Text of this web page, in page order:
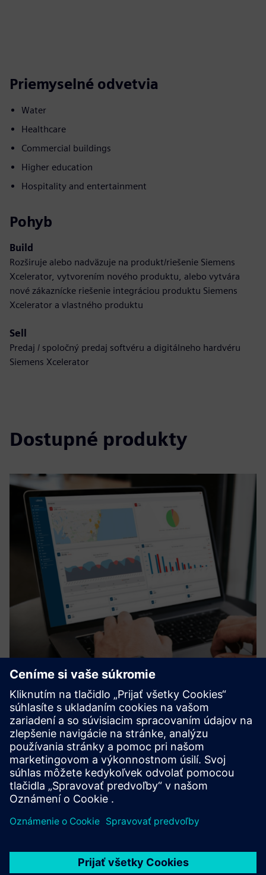
Priemyselné odvetvia
Water
Healthcare
Commercial buildings
Higher education
Hospitality and entertainment
Pohyb
Build
Rozširuje alebo nadväzuje na produkt/riešenie Siemens
Xcelerator, vytvorením nového produktu, alebo vytvára
nové zákaznícke riešenie integráciou produktu Siemens
Xcelerator a vlastného produktu
Sell
Predaj / spoločný predaj softvéru a digitálneho hardvéru
Siemens Xcelerator
Dostupné produkty
UtiliOS Smart Water Monitoring
Umožňuje diaľkové monitorovanie vody na rôznych
miestach a identifikuje neobvyklé vzorce používania, ktoré
by mohli naznačovať netesnosti alebo neefektívnosť
systému, čo pomáha používateľom rýchlo reagovať, aby sa
zabránilo strate...
Prečítajte si viac